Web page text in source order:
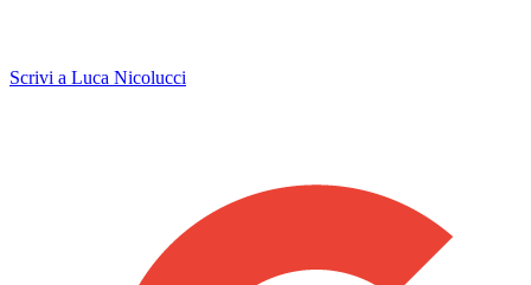
Scrivi a Luca Nicolucci